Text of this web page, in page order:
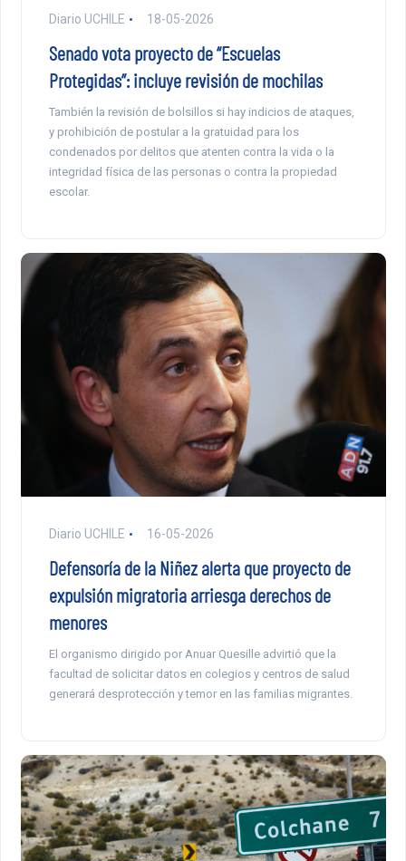
Diario UCHILE 18-05-2026
Senado vota proyecto de “Escuelas
Protegidas”: incluye revisión de mochilas
También la revisión de bolsillos si hay indicios de ataques,
y prohibición de postular a la gratuidad para los
condenados por delitos que atenten contra la vida o la
integridad física de las personas o contra la propiedad
escolar.
Diario UCHILE 16-05-2026
Defensoría de la Niñez alerta que proyecto de
expulsión migratoria arriesga derechos de
menores
El organismo dirigido por Anuar Quesille advirtió que la
facultad de solicitar datos en colegios y centros de salud
generará desprotección y temor en las familias migrantes.